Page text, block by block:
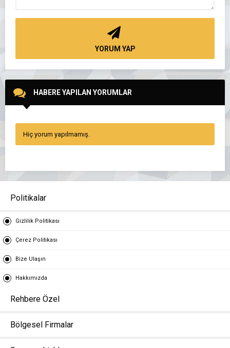
YORUM YAP
HABERE YAPILAN YORUMLAR
Hiç yorum yapılmamış.
Politikalar
Gizlilik Politikası
Çerez Politikası
Bize Ulaşın
Hakkımızda
Rehbere Özel
Bölgesel Firmalar